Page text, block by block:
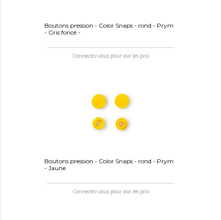
Boutons pression - Color Snaps - rond - Prym
- Gris foncé -
Connectez-vous pour voir les prix
Boutons pression - Color Snaps - rond - Prym
- Jaune
Connectez-vous pour voir les prix